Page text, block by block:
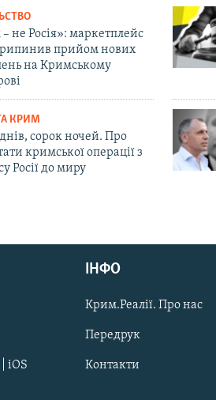
не Росія»: маркетплейс
прийом нових
на Кримському
КРИМ
сорок ночей. Про
кримської операції з
Росії до миру
iOS
ІНФО
Крим.Реалії. Про нас
Передрук
Контакти